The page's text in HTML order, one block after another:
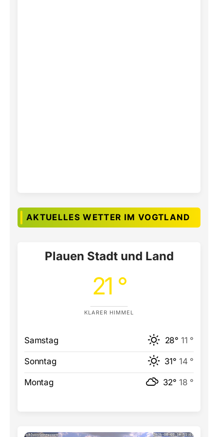
AKTUELLES WETTER IM VOGTLAND
Plauen Stadt und Land
21 °
KLARER HIMMEL
Samstag 28° 11 °
Sonntag 31° 14 °
Montag 32° 18 °